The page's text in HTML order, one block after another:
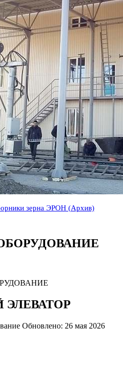
зерна ЭРОН (Архив)
Обновлено: 26 мая 2026